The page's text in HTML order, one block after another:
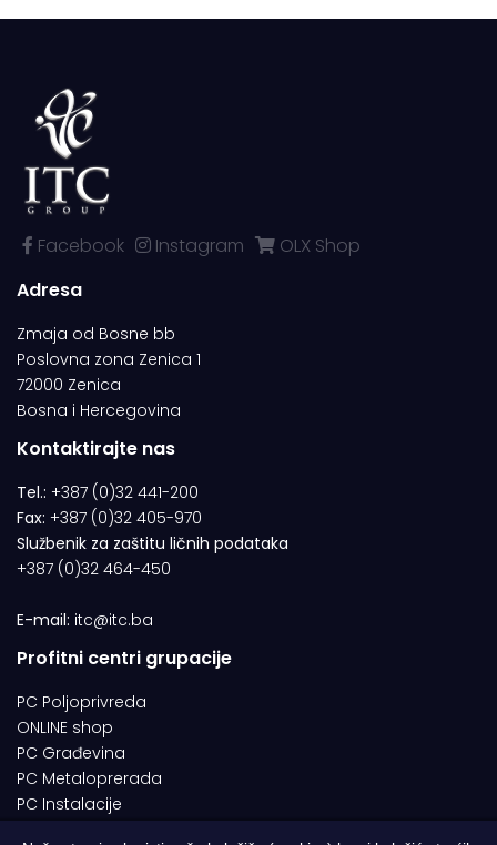
Facebook Instagram
OLX Shop
Adresa
Zmaja od Bosne bb
Poslovna zona Zenica 1
72000 Zenica
Bosna i Hercegovina
Kontaktirajte nas
Tel.: +387 (0)32 441-200
Fax: +387 (0)32 405-970
Službenik za zaštitu ličnih podataka
+387 (0)32 464-450
E-mail: itc@itc.ba
Profitni centri grupacije
PC Poljoprivreda
ONLINE shop
PC Građevina
PC Metaloprerada
PC Instalacije